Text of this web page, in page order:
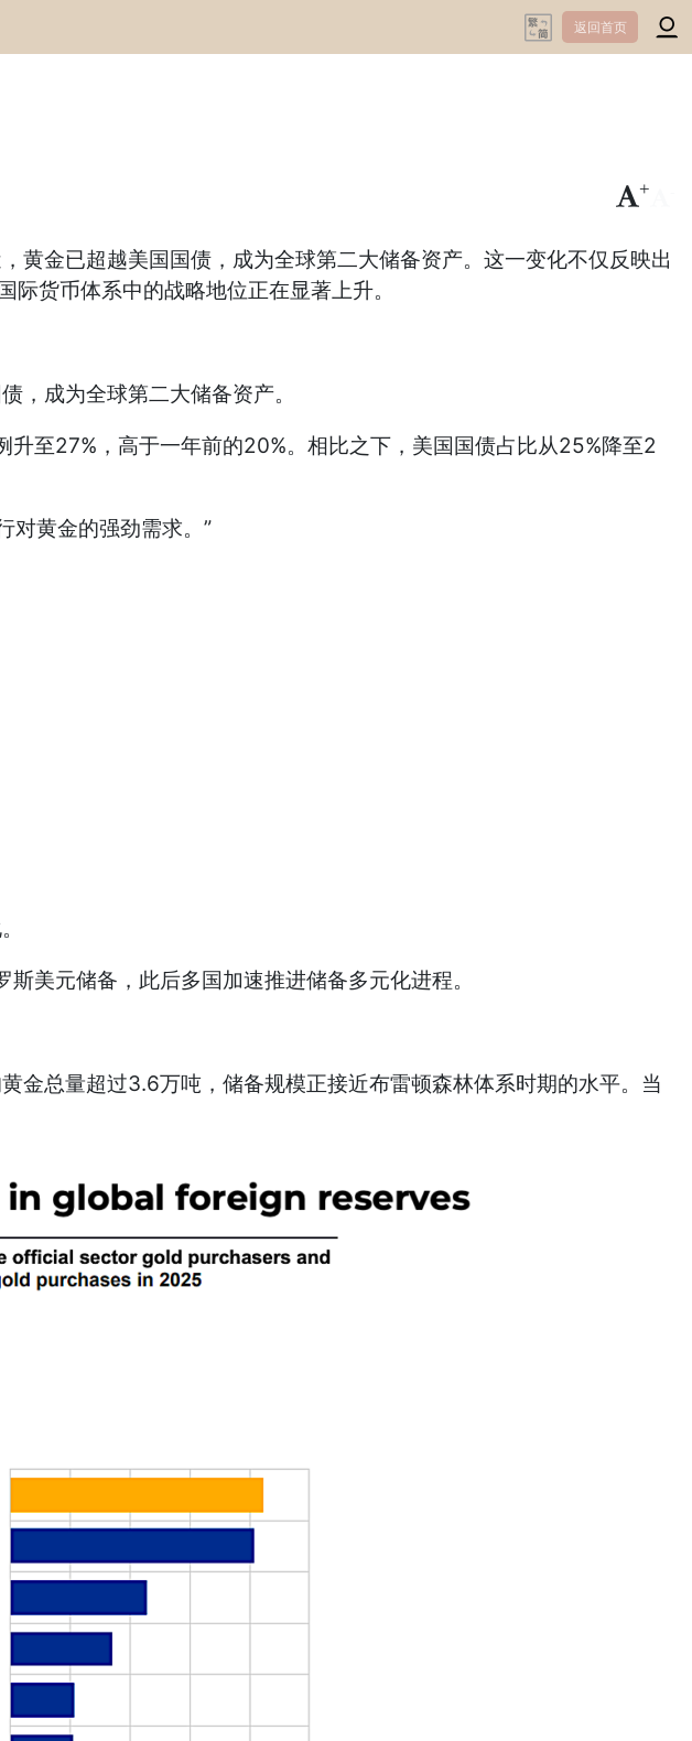
返回首页
+
金已超越美国国债，成为全球第二大储备资产。这一变化不仅反映出
货币体系中的战略地位正在显著上升。
成为全球第二大储备资产。
27%，高于一年前的20%。相比之下，美国国债占比从25%降至2
黄金的强劲需求。”
元储备，此后多国加速推进储备多元化进程。
总量超过3.6万吨，储备规模正接近布雷顿森林体系时期的水平。当